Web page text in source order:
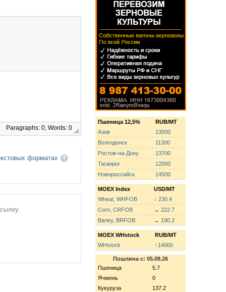
Paragraphs: 0, Words: 0
форматах
Пшеница 12,5%
RUB/MT
Азов
13000
Волгодонск
11300
Ростов-на-Дону
13700
Таганрог
12000
Новороссийск
14500
MOEX Index
USD/MT
Wheat, WHFOB
↓ 230.4
Corn, CRFOB
↔ 222.7
Barley, BRFOB
↔ 190.2
MOEX WHstock
RUB/MT
WHstock
↑14000
Пошлина с: 05.08.26
Пшеница
5.7
Ячмень
0
Кукуруза
137.2